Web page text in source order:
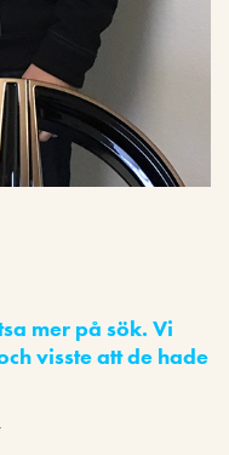
mer på sök. Vi
visste att de hade